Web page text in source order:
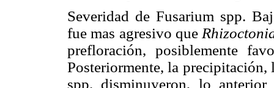
Severidad de Fusarium spp.
fue mas agresivo que
prefloración, posiblemente
Posteriormente, la
spp. disminuyeron, lo